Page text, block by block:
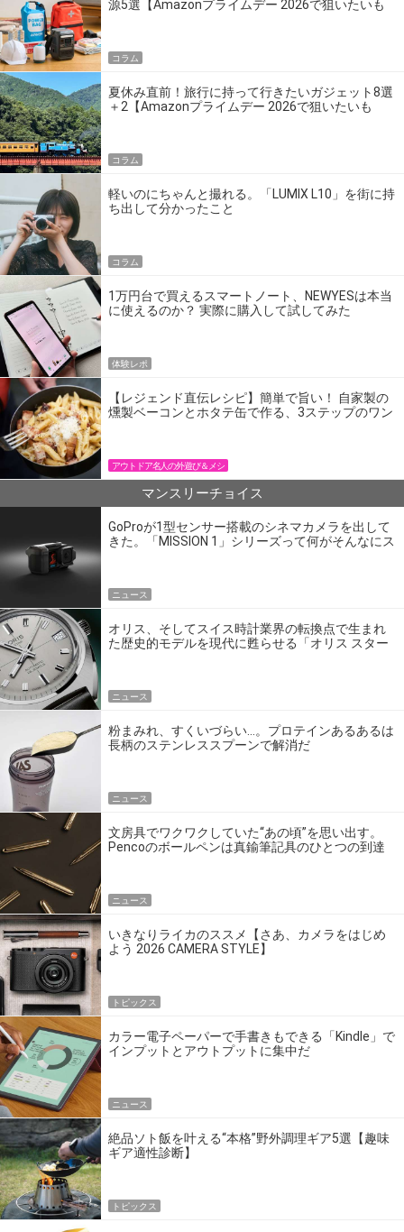
源5選【Amazonプライムデー 2026で狙いたいも
コラム
夏休み直前！旅行に持って行きたいガジェット8選
＋2【Amazonプライムデー 2026で狙いたいも
コラム
軽いのにちゃんと撮れる。「LUMIX L10」を街に持
ち出して分かったこと
コラム
1万円台で買えるスマートノート、NEWYESは本当
に使えるのか？ 実際に購入して試してみた
体験レポ
【レジェンド直伝レシピ】簡単で旨い！ 自家製の
燻製ベーコンとホタテ缶で作る、3ステップのワン
アウトドア名人の外遊び＆メシ
マンスリーチョイス
GoProが1型センサー搭載のシネマカメラを出して
きた。「MISSION 1」シリーズって何がそんなにス
ニュース
オリス、そしてスイス時計業界の転換点で生まれ
た歴史的モデルを現代に甦らせる「オリス スター
ニュース
粉まみれ、すくいづらい…。プロテインあるあるは
長柄のステンレススプーンで解消だ
ニュース
文房具でワクワクしていた“あの頃”を思い出す。
Pencoのボールペンは真鍮筆記具のひとつの到達
ニュース
いきなりライカのススメ【さあ、カメラをはじめ
よう 2026 CAMERA STYLE】
トピックス
カラー電子ペーパーで手書きもできる「Kindle」で
インプットとアウトプットに集中だ
ニュース
絶品ソト飯を叶える“本格”野外調理ギア5選【趣味
ギア適性診断】
トピックス